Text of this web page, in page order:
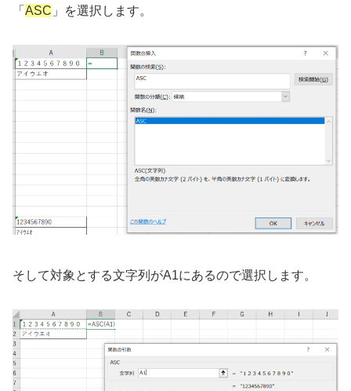
「 ASC 」を選択します。
そして対象とする文字列がA1にあるので選択します。